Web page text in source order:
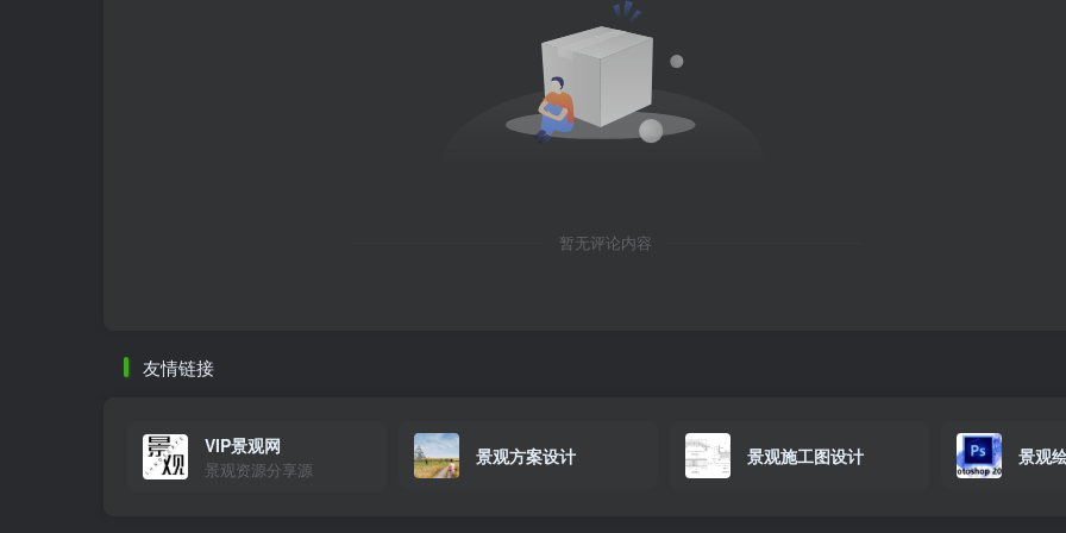
暂无评论内容
友情链接
VIP景观网
景观资源分享源
景观方案设计 景观施工图设计 景观